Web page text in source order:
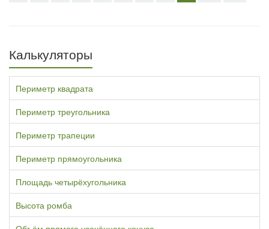
Калькуляторы
Периметр квадрата
Периметр треугольника
Периметр трапеции
Периметр прямоугольника
Площадь четырёхугольника
Высота ромба